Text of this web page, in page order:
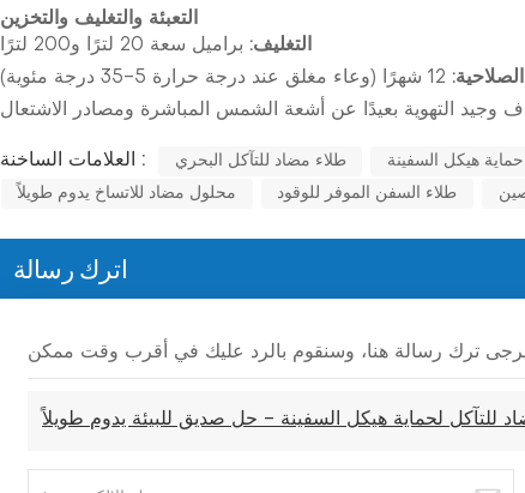
التعبئة والتغليف والتخزين
التغليف: براميل سعة 20 لترًا و200 لترًا
العلامات الساخنة : طلاء مضاد للتآكل البحري هيكل السفينة
محلول مضاد للاتساخ يدوم طويلاً طلاء السفن الموفر للوقود
اترك رسالة
للتآكل لحماية هيكل السفينة - حل صديق للبيئة يدوم طويلاً